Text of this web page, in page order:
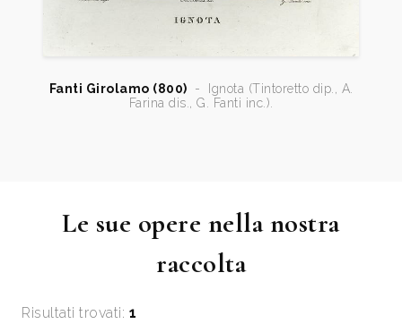
Fanti Girolamo (800) -
Ignota (Tintoretto dip., A.
Farina dis., G. Fanti inc.).
Le sue opere nella nostra
raccolta
Risultati trovati: 1